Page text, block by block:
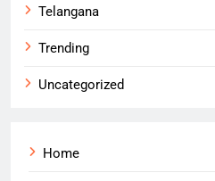
Telangana
Trending
Uncategorized
Home